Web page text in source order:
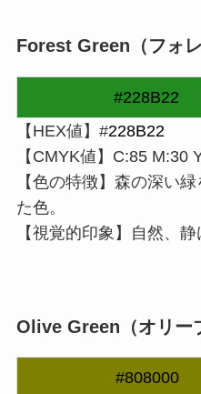
Forest Green （フォ
#228B22
【HEX値】#228B22
【CMYK値】C:85 M:30
【色の特徴】森の深い
た色。
【視覚的印象】自然、静
Olive Green （オリー
#808000